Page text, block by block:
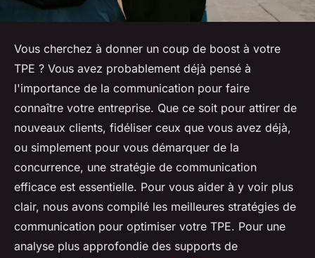
Vous cherchez à donner un coup de boost à votre
TPE ? Vous avez probablement déjà pensé à
l'importance de la communication pour faire
connaître votre entreprise. Que ce soit pour attirer de
nouveaux clients, fidéliser ceux que vous avez déjà,
ou simplement pour vous démarquer de la
concurrence, une stratégie de communication
efficace est essentielle. Pour vous aider à y voir plus
clair, nous avons compilé les meilleures stratégies de
communication pour optimiser votre TPE. Pour une
analyse plus approfondie des supports de